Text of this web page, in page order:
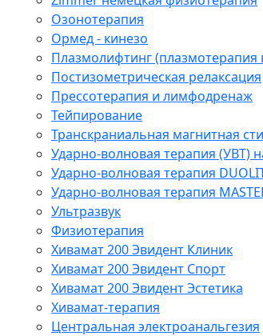
Озонотерапия
Ормед - кинезо
Плазмолифтинг (плазмотерапия
Постизометрическая релаксация
Прессотерапия и лимфодренаж
Тейпирование
Транскраниальная магнитная
Ударно-волновая терапия (УВТ)
Ударно-волновая терапия
Ударно-волновая терапия
Ультразвук
Физиотерапия
Хивамат 200 Эвидент Клиник
Хивамат 200 Эвидент Спорт
Хивамат 200 Эвидент Эстетика
Хивамат-терапия
Центральная электроанальгезия